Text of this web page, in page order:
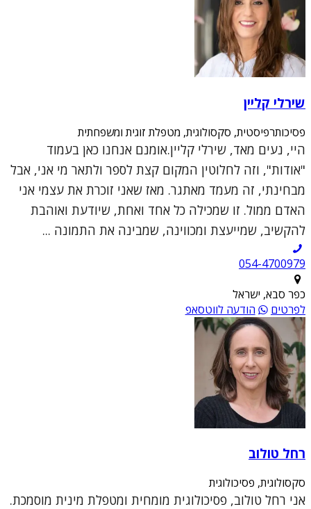
שירלי קליין
פסיכותרפיסטית, סקסולוגית, מטפלת זוגית ומשפחתית
היי, נעים מאד, שירלי קליין.אומנם אנחנו כאן בעמוד
"אודות", וזה לחלוטין המקום קצת לספר ולתאר מי אני, אבל
מבחינתי, זה מעמד מאתגר. מאז שאני זוכרת את עצמי אני
האדם ממול. זו שמכילה כל אחד ואחת, שיודעת ואוהבת
להקשיב, שמייעצת ומכווינה, שמבינה את התמונה ...
054-4700979
כפר סבא, ישראל
לפרטים
הודעה לווטסאפ
רחל טולוב
סקסולוגית, פסיכולוגית
אני רחל טולוב, פסיכולוגית מומחית ומטפלת מינית מוסמכת.